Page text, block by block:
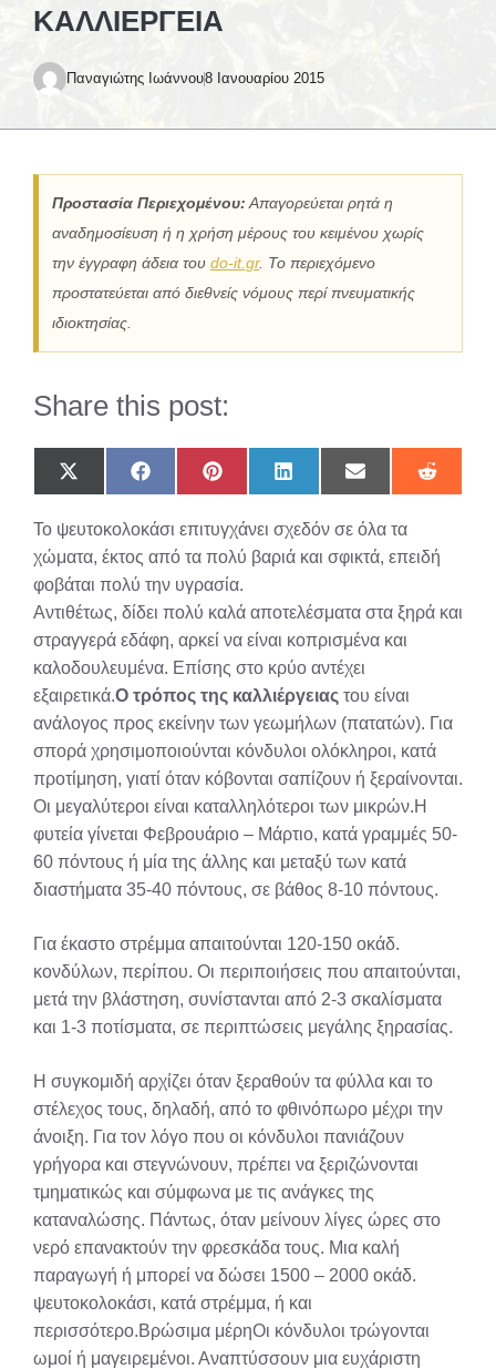
ΚΑΛΛΙΈΡΓΕΙΑ
Παναγιώτης Ιωάννου8 Ιανουαρίου 2015
Προστασία Περιεχομένου: Απαγορεύεται ρητά η
αναδημοσίευση ή η χρήση μέρους του κειμένου χωρίς
την έγγραφη άδεια του do-it.gr. Το περιεχόμενο
προστατεύεται από διεθνείς νόμους περί πνευματικής
ιδιοκτησίας.
Share this post:
Share
on
(Twitter)
Share
on
Share
on
Share
on
Share
on
Share
on
Το ψευτοκολοκάσι επιτυγχάνει σχεδόν σε όλα τα
χώματα, έκτος από τα πολύ βαριά και σφικτά, επειδή
φοβάται πολύ την υγρασία.
Αντιθέτως, δίδει πολύ καλά αποτελέσματα στα ξηρά και
στραγγερά εδάφη, αρκεί να είναι κοπρισμένα και
καλοδουλευμένα. Επίσης στο κρύο αντέχει
εξαιρετικά.O τρόπος της καλλιέργειας του είναι
ανάλογος προς εκείνην των γεωμήλων (πατατών). Για
σπορά χρησιμοποιούνται κόνδυλοι ολόκληροι, κατά
προτίμηση, γιατί όταν κόβονται σαπίζουν ή ξεραίνονται.
Οι μεγαλύτεροι είναι καταλληλότεροι των μικρών.Η
φυτεία γίνεται Φεβρουάριο – Μάρτιο, κατά γραμμές 50-
60 πόντους ή μία της άλλης και μεταξύ των κατά
διαστήματα 35-40 πόντους, σε βάθος 8-10 πόντους.
Για έκαστο στρέμμα απαιτούνται 120-150 οκάδ.
κονδύλων, περίπου. Οι περιποιήσεις που απαιτούνται,
μετά την βλάστηση, συνίστανται από 2-3 σκαλίσματα
και 1-3 ποτίσματα, σε περιπτώσεις μεγάλης ξηρασίας.
Η συγκομιδή αρχίζει όταν ξεραθούν τα φύλλα και το
στέλεχος τους, δηλαδή, από το φθινόπωρο μέχρι την
άνοιξη. Για τον λόγο που οι κόνδυλοι πανιάζουν
γρήγορα και στεγνώνουν, πρέπει να ξεριζώνονται
τμηματικώς και σύμφωνα με τις ανάγκες της
καταναλώσης. Πάντως, όταν μείνουν λίγες ώρες στο
νερό επανακτούν την φρεσκάδα τους. Μια καλή
παραγωγή ή μπορεί να δώσει 1500 – 2000 οκάδ.
ψευτοκολοκάσι, κατά στρέμμα, ή και
περισσότερο.Βρώσιμα μέρηΟι κόνδυλοι τρώγονται
ωμοί ή μαγειρεμένοι. Αναπτύσσουν μια ευχάριστη